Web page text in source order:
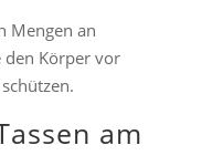
Mengen an
den Körper vor
am